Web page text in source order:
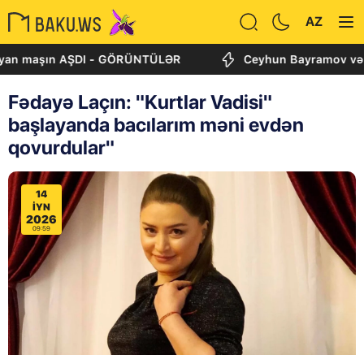
AZ
AŞDI - GÖRÜNTÜLƏR Ceyhun Bayramov və
Fədayə Laçın: "Kurtlar Vadisi"
başlayanda bacılarım məni evdən
qovurdular"
14
IYN
2026
09:59